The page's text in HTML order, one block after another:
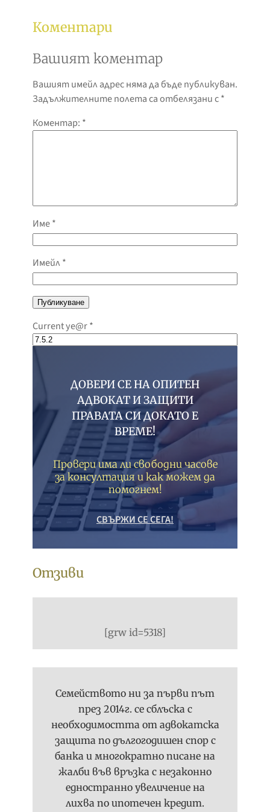
Коментари
Вашият коментар
Вашият имейл адрес няма да бъде публикуван.
Задължителните полета са отбелязани с*
Коментар: *
Име*
Имейл*
Current ye@r*
ДОВЕРИ СЕ НА ОПИТЕН
АДВОКАТ И ЗАЩИТИ
ПРАВАТА СИ ДОКАТО Е
ВРЕМЕ!
Провери има ли свободни часове
за консултация и как можем да
помогнем!
СВЪРЖИ СЕ СЕГА!
Отзиви
[grw id=5318]
Семейството ни за първи път
през 2014г. се сблъска с
необходимостта от адвокатска
защита по дългогодишен спор с
банка и многократно писане на
жалби във връзка с незаконно
едностранно увеличение на
лихва по ипотечен кредит.